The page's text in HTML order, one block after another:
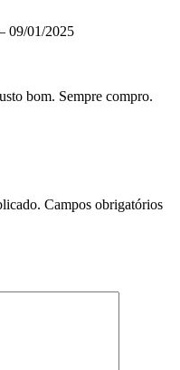
09/01/2025
bom. Sempre compro.
Campos obrigatórios